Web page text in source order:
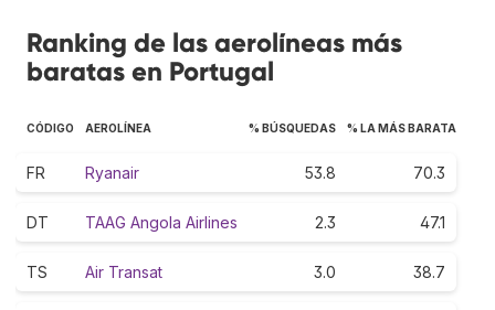
Ranking de las aerolíneas más
baratas en Portugal
CÓDIGO AEROLÍNEA % BÚSQUEDAS % LA MÁS BARATA
FR Ryanair 53.8 70.3
DT TAAG Angola Airlines 2.3 47.1
TS Air Transat 3.0 38.7